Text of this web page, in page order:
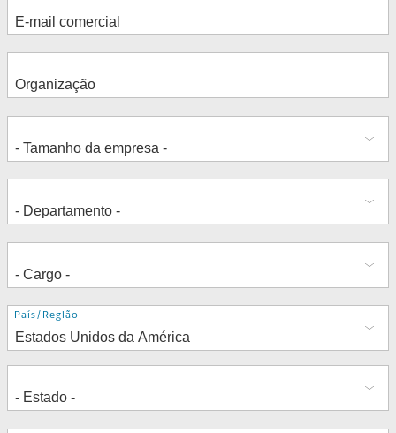
Endereço
País/Região